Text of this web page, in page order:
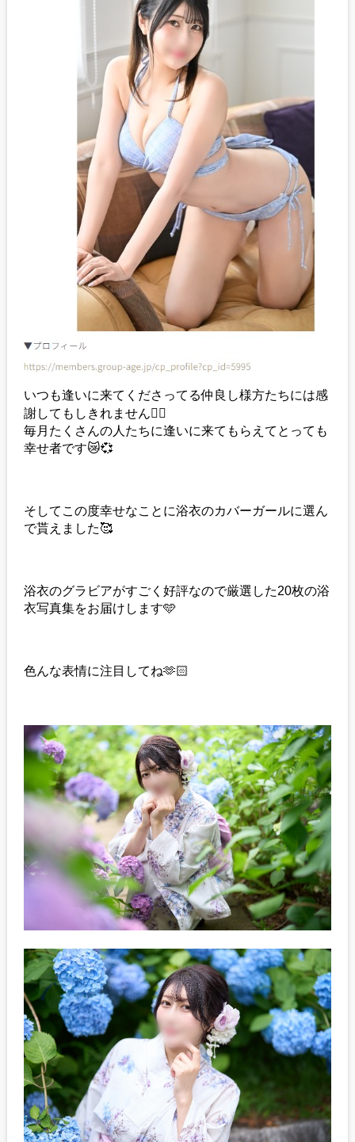
いつも逢いに来てくださってる仲良し様方たちには感
謝してもしきれません🙇‍♀️
毎月たくさんの人たちに逢いに来てもらえてとっても
幸せ者です😿💞
そしてこの度幸せなことに浴衣のカバーガールに選ん
で貰えました🥰
浴衣のグラビアがすごく好評なので厳選した20枚の浴
衣写真集をお届けします🩵
色んな表情に注目してね🫶🏻